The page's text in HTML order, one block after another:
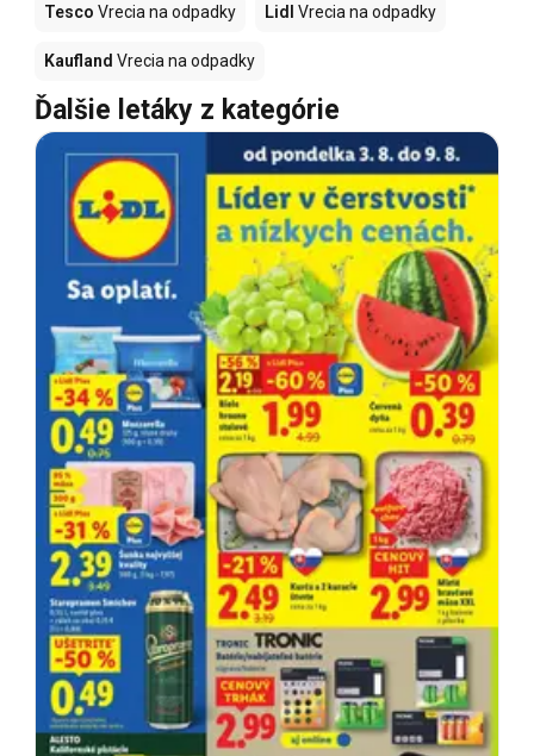
Tesco Vrecia na odpadky Lidl Vrecia na odpadky
Kaufland Vrecia na odpadky
Ďalšie letáky z kategórie